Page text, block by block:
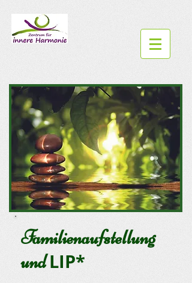
Familienaufstellung
undLIP*